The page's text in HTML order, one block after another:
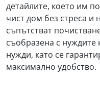
детайлите, което им
чист дом без стреса и
съпътстват
съобразена с нуждите
нужди, като се
максимално удобство.